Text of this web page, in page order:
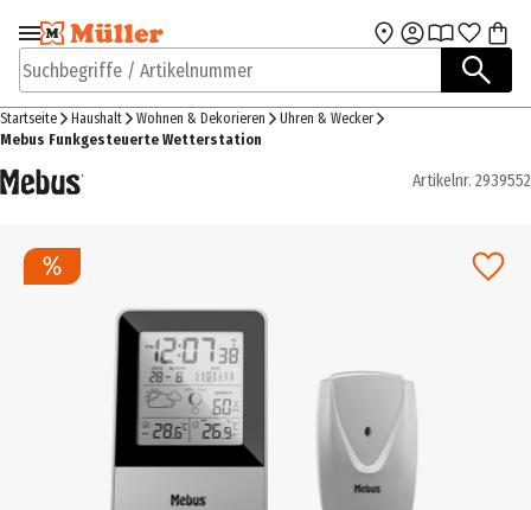
Zur Navigation
springen
Zum Hauptinhalt
Suchbegriffe / Artikelnummer
Startseite Haushalt Wohnen & Dekorieren
Uhren & Wecker
Mebus Funkgesteuerte Wetterstation
Artikelnr. 2939552